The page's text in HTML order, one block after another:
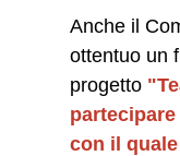
Anche il
ottentuo un
progetto
con il